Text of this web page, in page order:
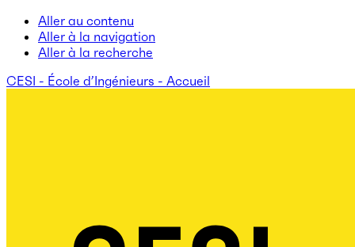
Aller au contenu
Aller à la navigation
Aller à la recherche
CESI - École d’Ingénieurs - Accueil